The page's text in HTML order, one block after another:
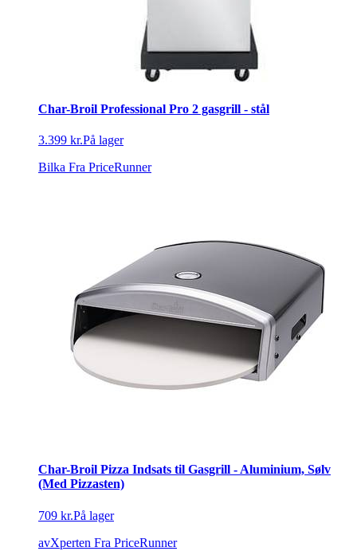
Char-Broil Professional Pro 2 gasgrill - stål
3.399 kr.På lager
Bilka Fra PriceRunner
Char-Broil Pizza Indsats til Gasgrill - Aluminium, Sølv
(Med Pizzasten)
709 kr.På lager
avXperten Fra PriceRunner